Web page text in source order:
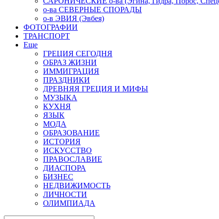
о-ва СЕВЕРНЫЕ СПОРАДЫ
о-в ЭВИЯ (Эвбея)
ФОТОГРАФИИ
ТРАНСПОРТ
Еще
ГРЕЦИЯ СЕГОДНЯ
ОБРАЗ ЖИЗНИ
ИММИГРАЦИЯ
ПРАЗДНИКИ
ДРЕВНЯЯ ГРЕЦИЯ И МИФЫ
МУЗЫКА
КУХНЯ
ЯЗЫК
МОДА
ОБРАЗОВАНИЕ
ИСТОРИЯ
ИСКУССТВО
ПРАВОСЛАВИЕ
ДИАСПОРА
БИЗНЕС
НЕДВИЖИМОСТЬ
ЛИЧНОСТИ
ОЛИМПИАДА